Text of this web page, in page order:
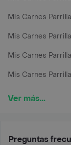
Mis Carnes
Mis Carnes
Mis Carnes
Mis Carnes
Ver más...
Preguntas